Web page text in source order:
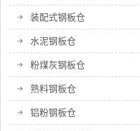
装配式钢板仓
水泥钢板仓
粉煤灰钢板仓
熟料钢板仓
铝粉钢板仓